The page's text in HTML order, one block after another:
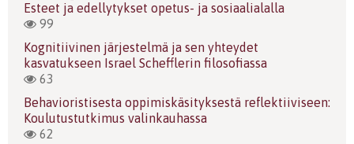
Esteet ja edellytykset opetus- ja sosiaalialalla
99
Kognitiivinen järjestelmä ja sen yhteydet
kasvatukseen Israel Schefflerin filosofiassa
63
Behavioristisesta oppimiskäsityksestä reflektiiviseen:
Koulutustutkimus valinkauhassa
62